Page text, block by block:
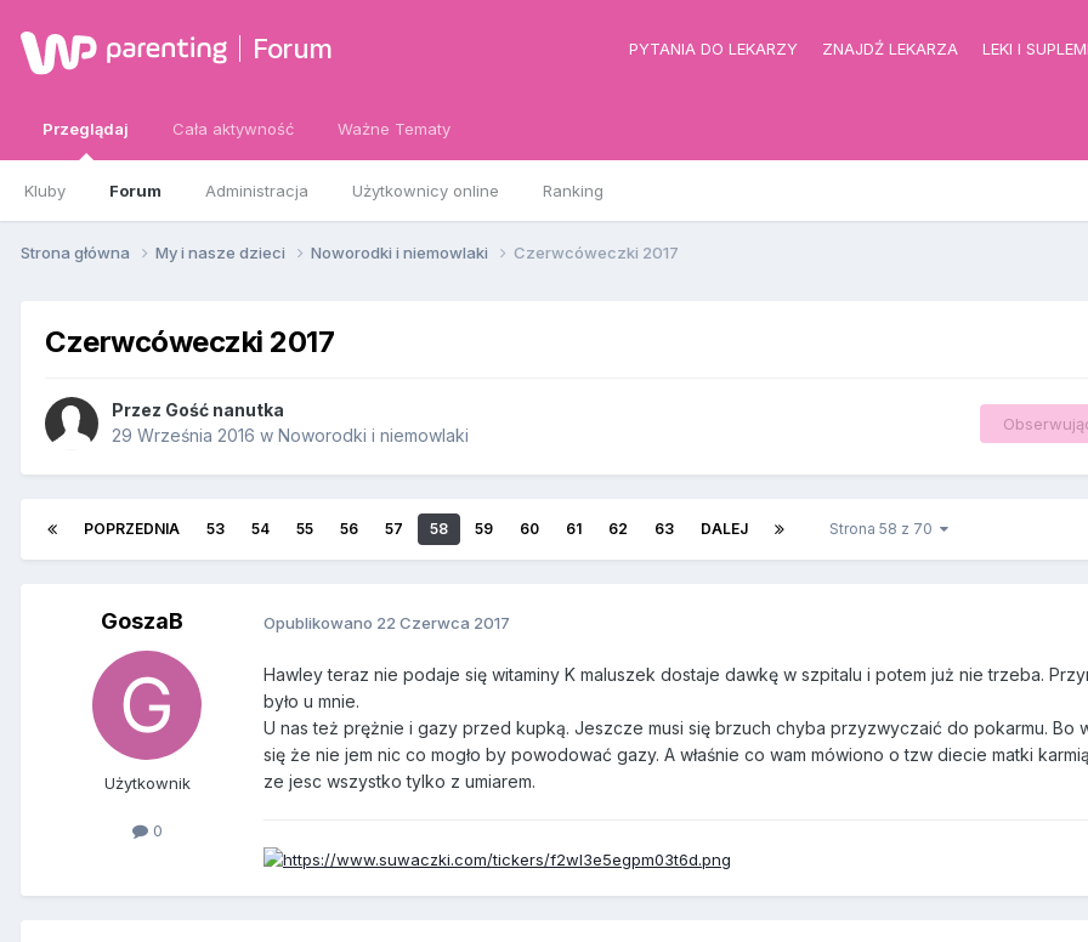
Forum PYTANIA DO LEKARZY ZNAJDŹ LEKARZA LEKI I
Przeglądaj
Kluby Forum Administracja Użytkownicy online Ranking
Cała aktywność Ważne Tematy
Strona główna My i nasze dzieci Noworodki i niemowlaki Czerwcóweczki 2017
Czerwcóweczki 2017
Przez Gość nanutka
29 Września 2016 w Noworodki i niemowlaki
POPRZEDNIA 53 54 55 56 57 58 59 60 61 62 63 DALEJ Strona 58 z 70
GoszaB
Użytkownik
0
Opublikowano 22 Czerwca 2017
Hawley teraz nie podaje się witaminy K maluszek dostaje dawkę w szpitalu i potem już nie trzeba.
było u mnie.
U nas też prężnie i gazy przed kupką. Jeszcze musi się brzuch chyba przyzwyczaić do pokarmu. Bo
się że nie jem nic co mogło by powodować gazy. A właśnie co wam mówiono o tzw diecie matki
ze jesc wszystko tylko z umiarem.